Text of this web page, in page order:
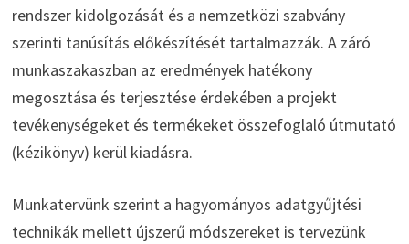
rendszer kidolgozását és a nemzetközi szabvány
szerinti tanúsítás előkészítését tartalmazzák. A záró
munkaszakaszban az eredmények hatékony
megosztása és terjesztése érdekében a projekt
tevékenységeket és termékeket összefoglaló útmutató
(kézikönyv) kerül kiadásra.
Munkatervünk szerint a hagyományos adatgyűjtési
technikák mellett újszerű módszereket is tervezünk